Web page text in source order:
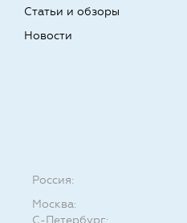
Статьи и обзоры
Новости
Россия:
Москва: